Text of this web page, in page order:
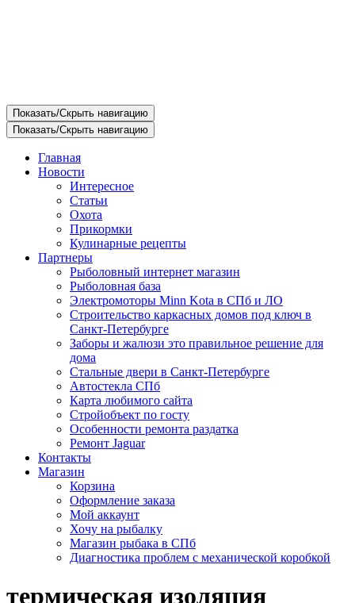
Показать/Скрыть навигацию
Показать/Скрыть навигацию
Главная
Новости
Интересное
Статьи
Охота
Прикормки
Кулинарные рецепты
Партнеры
Рыболовный интернет магазин
Рыболовная база
Электромоторы Minn Kota в СПб и ЛО
Строительство каркасных домов под ключ в
Санкт-Петербурге
Заборы и жалюзи это правильное решение для
дома
Стальные двери в Санкт-Петербурге
Автостекла СПб
Карта любимого сайта
Стройобъект по госту
Особенности ремонта раздатка
Ремонт Jaguar
Контакты
Магазин
Корзина
Оформление заказа
Мой аккаунт
Хочу на рыбалку
Магазин рыбака в СПб
Диагностика проблем с механической коробкой
термическая изоляция